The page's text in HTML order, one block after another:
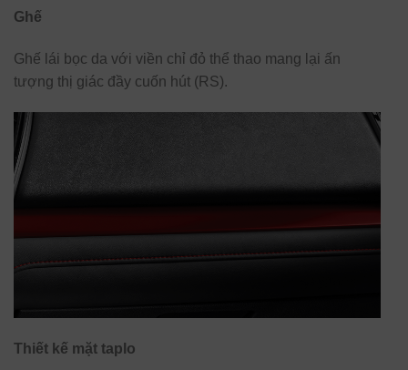
Ghế
Ghế lái bọc da với viền chỉ đỏ thể thao mang lại ấn
tượng thị giác đầy cuốn hút (RS).
Thiết kế mặt taplo